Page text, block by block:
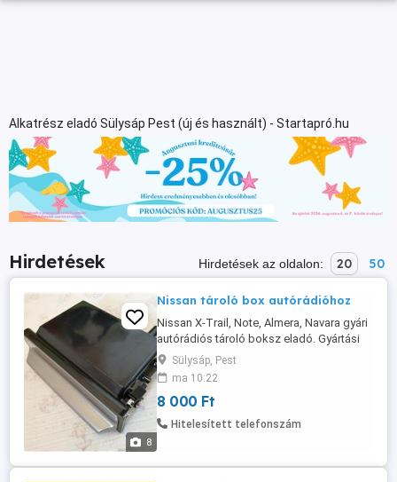
Alkatrész eladó Sülysáp Pest (új és használt) - Startapró.hu
Hirdetések Hirdetések az oldalon: 20 50
8
Nissan tároló box autórádióhoz
Nissan X-Trail, Note, Almera, Navara gyári
autórádiós tároló boksz eladó. Gyártási
év: 2007. Fekete bakelit doboz, ezüst
színű lenyitható ajtóval. Méretei:
Magassága: 55 mm, Szélessége: 185 mm,
Mélysége 105 mm
Sülysáp, Pest
ma 10:22
8 000 Ft
Hitelesített telefonszám